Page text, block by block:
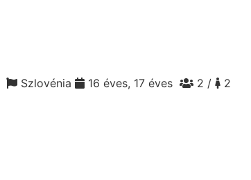
Szlovénia 16 éves, 17 éves 2 / 2